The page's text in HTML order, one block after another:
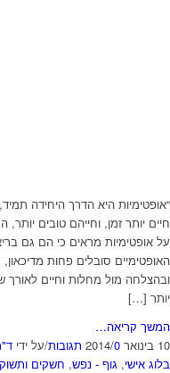
“אופטימיות היא הדרך היחידה
חיים יותר זמן, וחייהם טובים
על אופטימיות מראים כי הם גם
האופטימיים סובלים פחות
ובהצלחה מול מחלות וחיים לאורך
יותר […]
המשך קריאה…
10 בינואר 2014
/0 תגובות /על ידי
בלוג אישי, גוף - נפש, חשקים